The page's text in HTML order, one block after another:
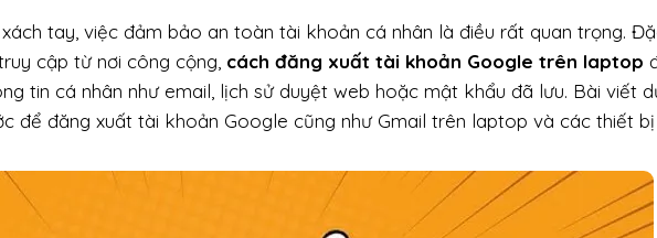
tay, việc đảm bảo an toàn tài khoản cá nhân là điều rất quan trọng.
cập từ nơi công cộng, cách đăng xuất tài khoản Google trên laptop
tin cá nhân như email, lịch sử duyệt web hoặc mật khẩu đã lưu. Bài viết
để đăng xuất tài khoản Google cũng như Gmail trên laptop và các thiết